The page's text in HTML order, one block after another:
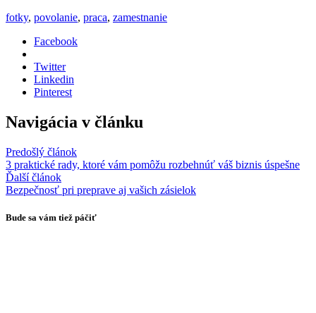
fotky, povolanie, praca, zamestnanie
Facebook
Twitter
Linkedin
Pinterest
Navigácia v článku
Predošlý článok
3 praktické rady, ktoré vám pomôžu rozbehnúť váš biznis úspešne
Ďalší článok
Bezpečnosť pri preprave aj vašich zásielok
Bude sa vám tiež páčiť